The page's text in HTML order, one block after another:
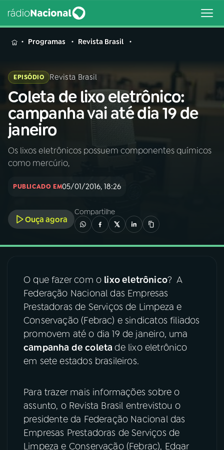
MENU
Buscar
na
Rádio
Nacional
Buscar
AO VIVO
INÍCIO
A RÁDIO
03PROGRAMAÇÃO
04 PROGRAMAS
PODCASTS
06VIDEOCASTS
FESTIVAL DE MÚSICA
ACOMPANHE A RÁDIO NACIONAL
Programas Revista Brasil
EPISÓDIO Revista Brasil
Coleta de lixo eletrônico:
campanha vai até dia 19 de
janeiro
Os lixos eletrônicos possuem componentes químicos
como mercúrio,
PUBLICADO EM05/01/2016, 18:26
Ouça agora
Compartilhe
O que fazer com o lixo eletrônico? A
Federação Nacional das Empresas
Prestadoras de Serviços de Limpeza e
Conservação (Febrac) e sindicatos filiados
promovem até o dia 19 de janeiro, uma
campanha de coletade lixo eletrônico
em sete estados brasileiros.
Para trazer mais informações sobre o
assunto, o Revista Brasil entrevistou o
presidente da Federação Nacional das
Empresas Prestadoras de Serviços de
Limpeza e Conservação (Febrac), Edgar